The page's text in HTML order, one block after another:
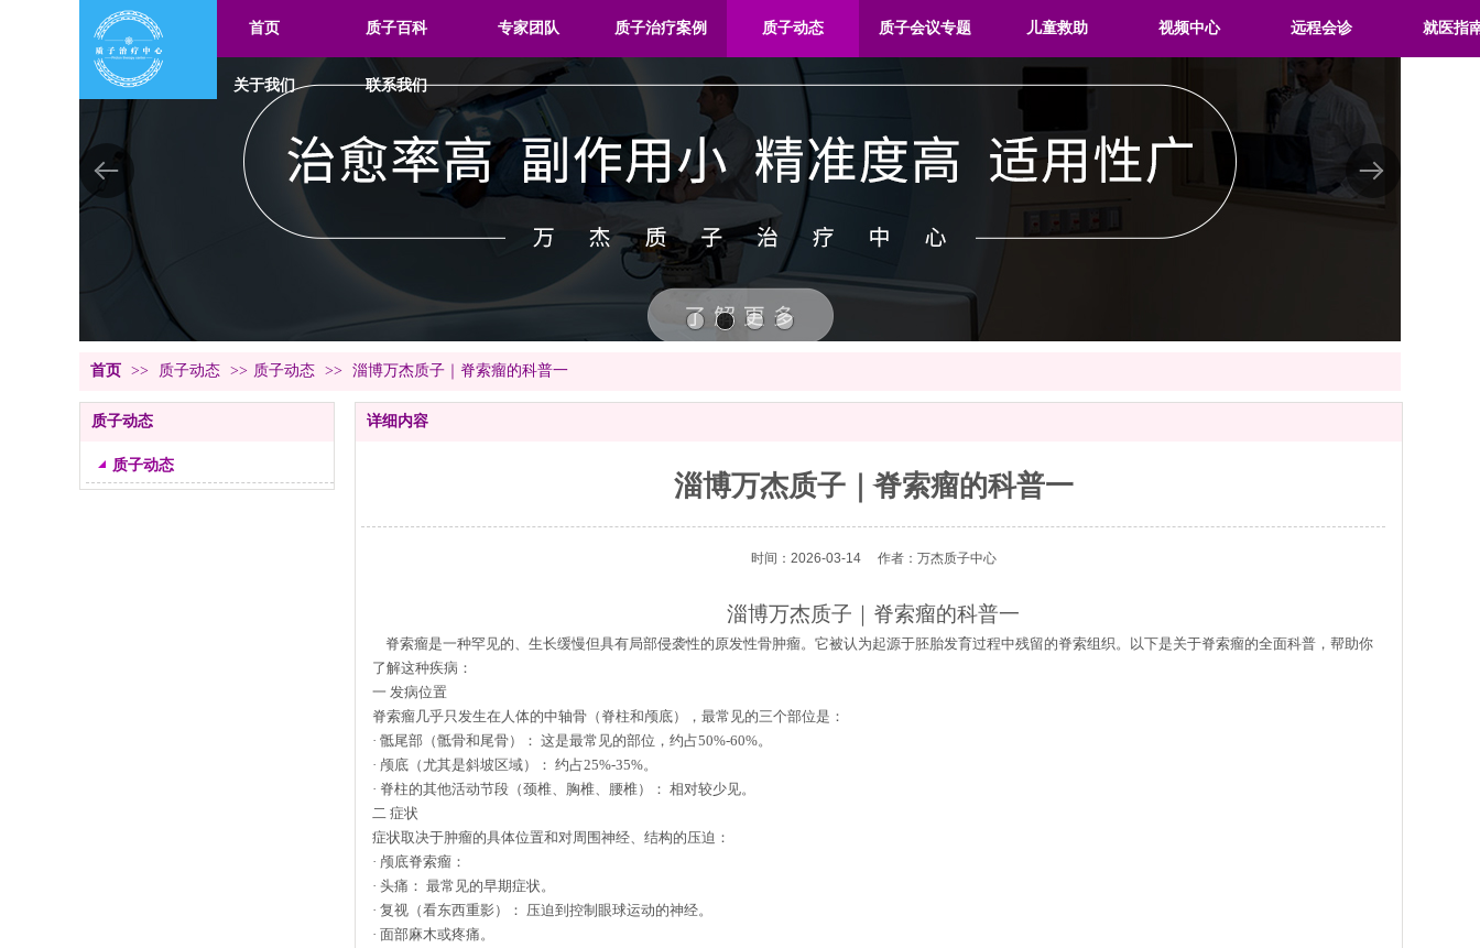
首页 质子百科 专家团队 质子治疗案例 质子动态 质子会议专题 儿童救助 视频中心 远程会诊 就医指
关于我们 联系我们
首页 >> 质子动态 >> 质子动态 >> 淄博万杰质子｜脊索瘤的科普一
质子动态
质子动态
详细内容
淄博万杰质子｜脊索瘤的科普一
时间：2026-03-14 作者：万杰质子中心
淄博万杰质子｜ 脊索瘤的科普一
脊索瘤是一种罕见的、生长缓慢但具有局部侵袭性的原发性骨肿瘤。它被认为起源于胚胎发育过程中残留的脊索组织。以下是关于脊索瘤的全面科普，帮助你
了解这种疾病：
一 发病位置
脊索瘤几乎只发生在人体的中轴骨（脊柱和颅底），最常见的三个部位是：
· 骶尾部（骶骨和尾骨）： 这是最常见的部位，约占50%-60%。
· 颅底（尤其是斜坡区域）： 约占25%-35%。
· 脊柱的其他活动节段（颈椎、胸椎、腰椎）： 相对较少见。
二 症状
症状取决于肿瘤的具体位置和对周围神经、结构的压迫：
· 颅底脊索瘤：
· 头痛： 最常见的早期症状。
· 复视（看东西重影）： 压迫到控制眼球运动的神经。
· 面部麻木或疼痛。